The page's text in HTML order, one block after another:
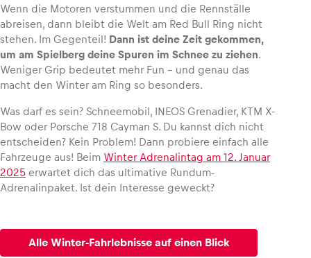
Fahrzeug
Alle anzeigen
Wenn die Motoren verstummen und die Rennställe
abreisen, dann bleibt die Welt am Red Bull Ring nicht
stehen. Im Gegenteil! Dann ist deine Zeit gekommen,
um am Spielberg deine Spuren im Schnee zu ziehen.
Weniger Grip bedeutet mehr Fun – und genau das
macht den Winter am Ring so besonders.
Was darf es sein? Schneemobil, INEOS Grenadier, KTM X-
Bow oder Porsche 718 Cayman S. Du kannst dich nicht
entscheiden? Kein Problem! Dann probiere einfach alle
Fahrzeuge aus! Beim Winter Adrenalintag am 12. Januar
2025 erwartet dich das ultimative Rundum-
Adrenalinpaket. Ist dein Interesse geweckt?
Alle Winter-Fahrlebnisse auf einen Blick